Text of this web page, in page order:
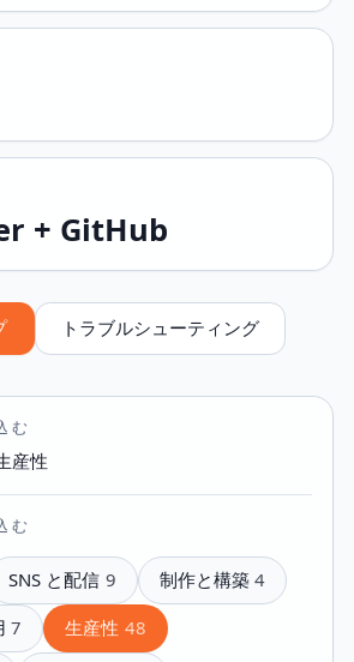
+ GitHub
トラブルシューティング
む
産性
む
SNS と配信 9 制作と構築 4
7 生産性 48